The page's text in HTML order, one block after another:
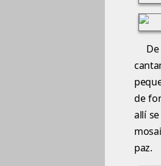
de
allí
paz.